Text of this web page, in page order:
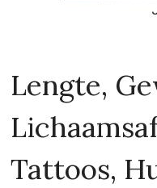
Lengte,
Tattoos,